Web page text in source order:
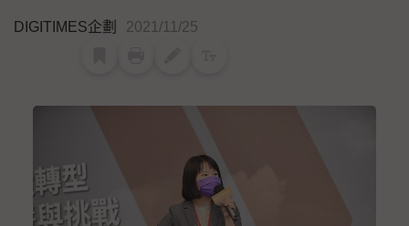
DIGITIMES企劃 2021/11/25